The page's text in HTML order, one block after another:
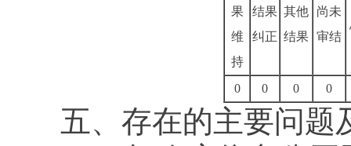
果
维
持
结果
纠正
其他
结果
尚未
审结
0 0 0 0
五、存在的主要问题